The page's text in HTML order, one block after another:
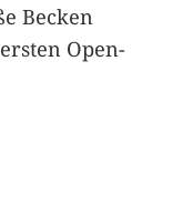
Becken
Open-